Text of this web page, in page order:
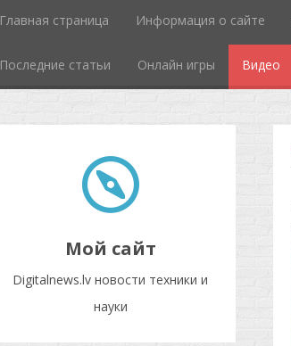
Главная страница Информация о сайте
Последние статьи Онлайн игры Видео
Мой сайт
Digitalnews.lv новости техники и
науки